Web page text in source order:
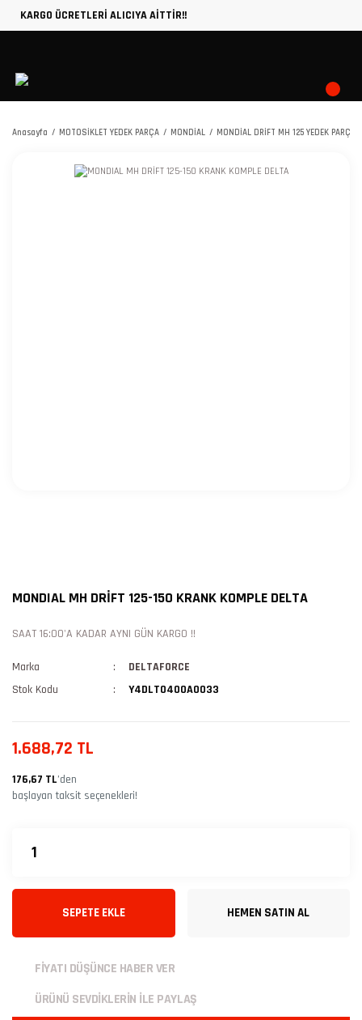
KARGO ÜCRETLERİ ALICIYA AİTTİR!!
Anasayfa MOTOSİKLET YEDEK PARÇA MONDİAL MONDİAL DRİFT MH 125 YEDEK PARÇA
MONDIAL MH DRİFT 125-150 KRANK KOMPLE DELTA
SAAT 16:00'A KADAR AYNI GÜN KARGO !!
Marka
DELTAFORCE
Stok Kodu
Y4DLT0400A0033
1.688,72 TL
176,67 TL’den
başlayan taksit seçenekleri!
SEPETE EKLE HEMEN SATIN AL
FİYATI DÜŞÜNCE HABER VER
ÜRÜNÜ SEVDİKLERİN İLE PAYLAŞ